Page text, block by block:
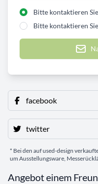
Bitte kontaktieren
Bitte kontaktieren
facebook
twitter
* Bei den auf used-design
um Ausstellungsware,
Angebot einem